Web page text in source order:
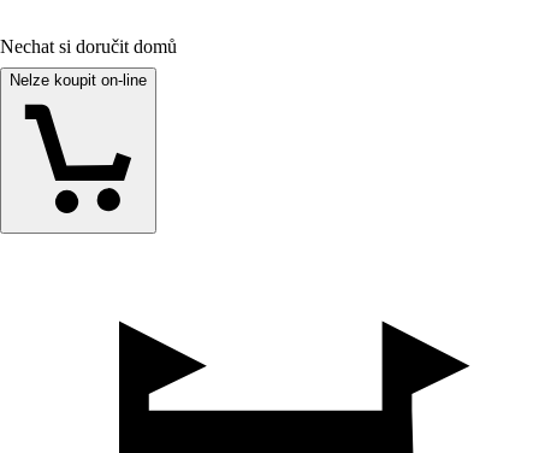
Nechat si doručit domů
Nelze koupit on-line